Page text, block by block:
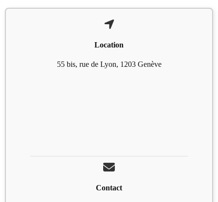
Location
55 bis, rue de Lyon, 1203 Genève
Contact